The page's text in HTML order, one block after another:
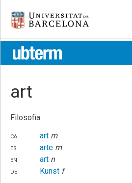
content
Universitat de Barcelona
UB > UBTERM
art
Filosofia
ca
art m
es
arte m
en
art n
de
Kunst f